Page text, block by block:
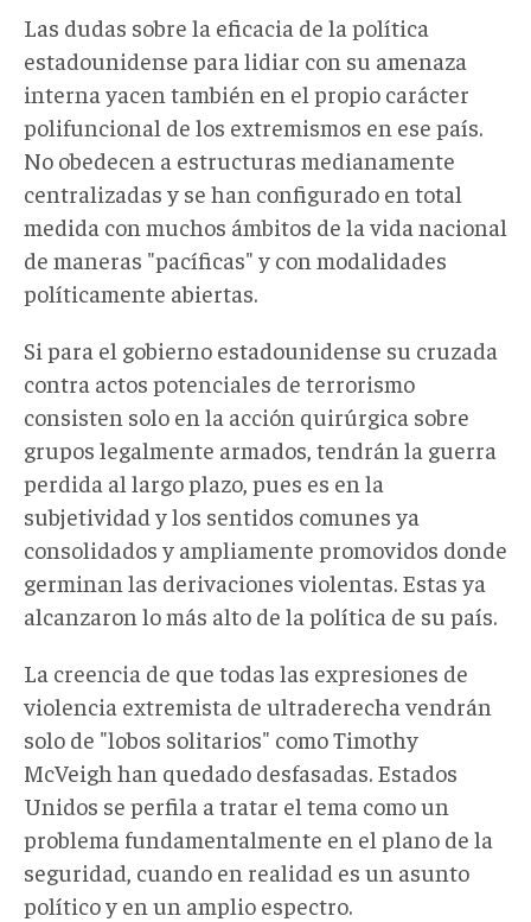
Las dudas sobre la eficacia de la política
estadounidense para lidiar con su amenaza
interna yacen también en el propio carácter
polifuncional de los extremismos en ese país.
No obedecen a estructuras medianamente
centralizadas y se han configurado en total
medida con muchos ámbitos de la vida nacional
de maneras "pacíficas" y con modalidades
políticamente abiertas.
Si para el gobierno estadounidense su cruzada
contra actos potenciales de terrorismo
consisten solo en la acción quirúrgica sobre
grupos legalmente armados, tendrán la guerra
perdida al largo plazo, pues es en la
subjetividad y los sentidos comunes ya
consolidados y ampliamente promovidos donde
germinan las derivaciones violentas. Estas ya
alcanzaron lo más alto de la política de su país.
La creencia de que todas las expresiones de
violencia extremista de ultraderecha vendrán
solo de "lobos solitarios" como Timothy
McVeigh han quedado desfasadas. Estados
Unidos se perfila a tratar el tema como un
problema fundamentalmente en el plano de la
seguridad, cuando en realidad es un asunto
político y en un amplio espectro.